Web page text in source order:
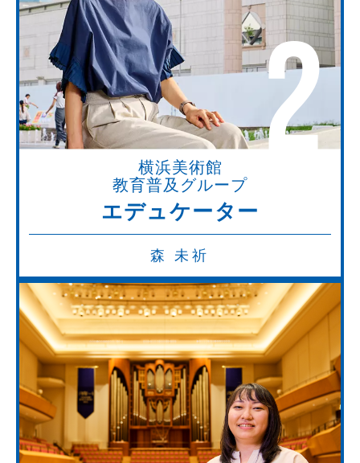
2
横浜美術館
教育普及グループ
エデュケーター
森 未祈